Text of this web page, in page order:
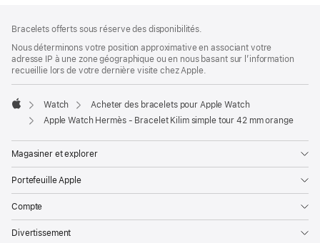
de
page
de
bas
de
page
Bracelets offerts sous réserve des disponibilités.
Nous déterminons votre position approximative en associant votre
adresse IP à une zone géographique ou en nous basant sur l’information
recueillie lors de votre dernière visite chez Apple.
Apple
Watch
Acheter des bracelets pour Apple Watch
Apple Watch Hermès - Bracelet Kilim simple tour 42 mm orange
Magasiner et explorer
Portefeuille Apple
Compte
Divertissement